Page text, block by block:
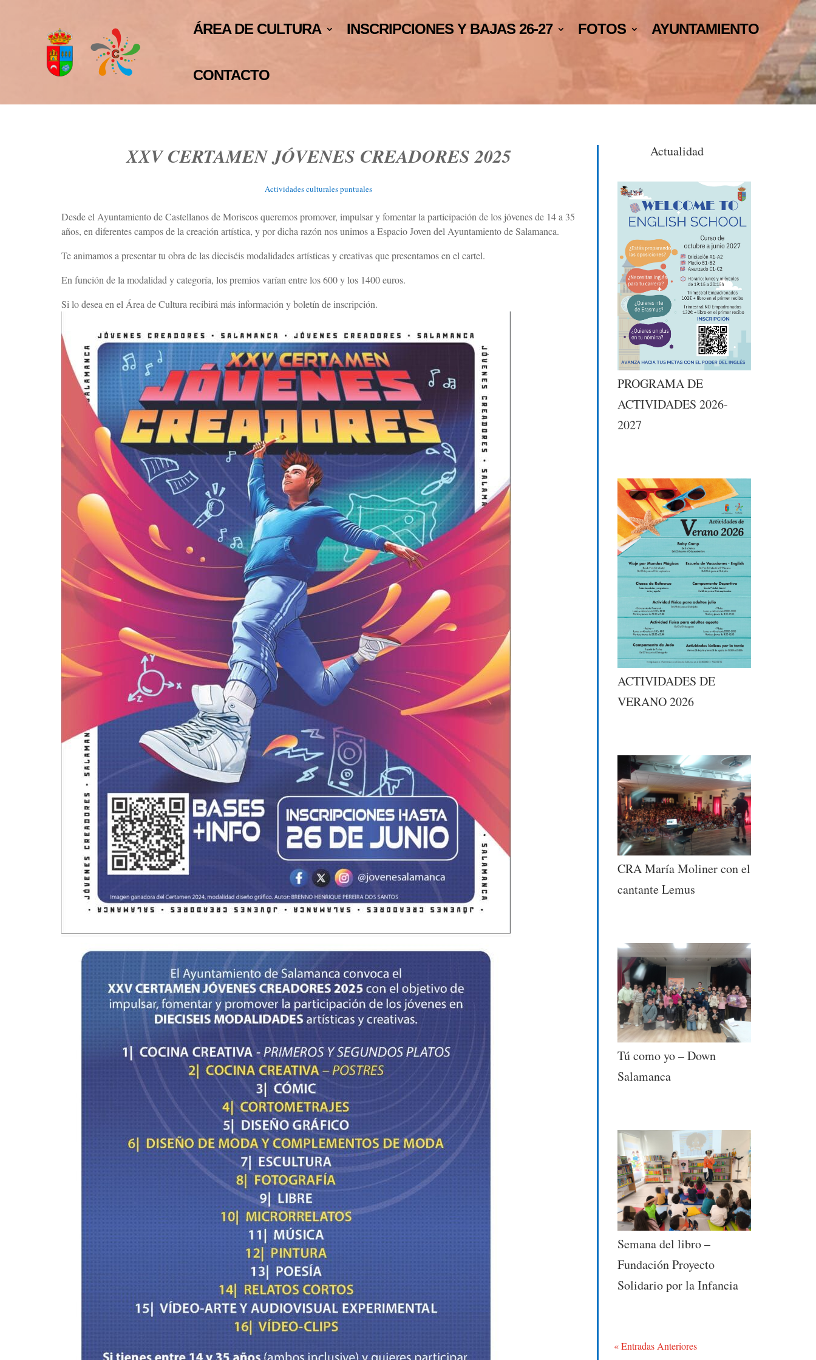
ÁREA DE CULTURA INSCRIPCIONES Y BAJAS 26-27 FOTOS AYUNTAMIENTO
CONTACTO
XXV CERTAMEN JÓVENES CREADORES 2025
Actividades culturales puntuales
Desde el Ayuntamiento de Castellanos de Moriscos queremos promover, impulsar y fomentar la participación de los jóvenes de 14 a 35
años, en diferentes campos de la creación artística, y por dicha razón nos unimos a Espacio Joven del Ayuntamiento de Salamanca.
Te animamos a presentar tu obra de las dieciséis modalidades artísticas y creativas que presentamos en el cartel.
En función de la modalidad y categoría, los premios varían entre los 600 y los 1400 euros.
Si lo desea en el Área de Cultura recibirá más información y boletín de inscripción.
Actualidad
PROGRAMA DE
ACTIVIDADES 2026-
2027
ACTIVIDADES DE
VERANO 2026
CRA María Moliner con el
cantante Lemus
Tú como yo – Down
Salamanca
Semana del libro –
Fundación Proyecto
Solidario por la Infancia
« Entradas Anteriores